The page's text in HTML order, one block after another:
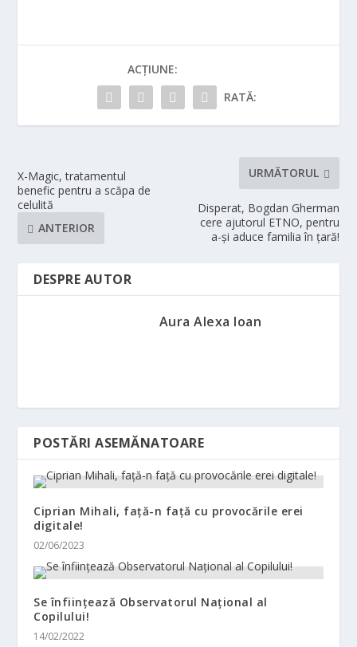
ACȚIUNE:
RATĂ:
X-Magic, tratamentul
benefic pentru a scăpa de
celulită
ANTERIOR
URMĂTORUL
Disperat, Bogdan Gherman
cere ajutorul ETNO, pentru
a-și aduce familia în țară!
DESPRE AUTOR
Aura Alexa Ioan
POSTĂRI ASEMĂNATOARE
Ciprian Mihali, față-n față cu provocările erei
digitale!
02/06/2023
Se înființează Observatorul Național al
Copilului!
14/02/2022